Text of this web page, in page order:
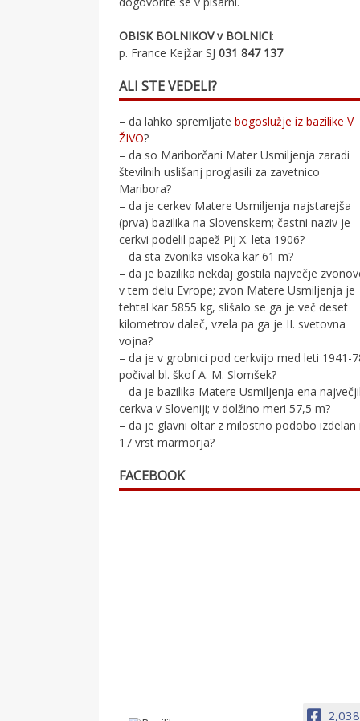
OBISK BOLNIKOV v BOLNICI:
p. France Kejžar SJ031 847 137
ALI STE VEDELI?
– da lahko spremljatebogoslužje iz bazilike V
ŽIVO?
– da so Mariborčani Mater Usmiljenja zaradi
številnih uslišanj proglasili za zavetnico
Maribora?
– da je cerkev Matere Usmiljenja najstarejša
(prva) bazilika na Slovenskem; častni naziv je
cerkvi podelil papež Pij X. leta 1906?
– da sta zvonika visoka kar 61 m?
– da je bazilika nekdaj gostila največje
v tem delu Evrope; zvon Matere Usmiljenja je
tehtal kar 5855 kg, slišalo se ga je več deset
kilometrov daleč, vzela pa ga je II. svetovna
vojna?
– da je v grobnici pod cerkvijo med leti 1941-
počival bl. škof A. M. Slomšek?
– da je bazilika Matere Usmiljenja ena
cerkva v Sloveniji; v dolžino meri 57,5 m?
– da je glavni oltar z milostno podobo izdelan
17 vrst marmorja?
FACEBOOK
2,038